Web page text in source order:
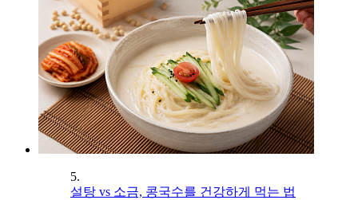
5.
설탕 vs 소금, 콩국수를 건강하게 먹는 법